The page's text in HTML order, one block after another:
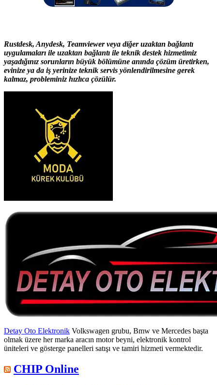
Rustdesk, Anydesk, Teamviewer veya diğer uzaktan bağlantı
uygulamaları ile uzaktan bağlantı ile teknik destek hizmetimiz
yaşadığınız sorunların büyük bölümüne anında çözüm üretirken,
evinize ya da iş yerinize teknik servis yönlendirilmesine gerek
kalmaz, probleminiz hızlıca çözülür.
Detay Oto Elektronik Volkswagen grubu, Bmw ve Mercedes başta
olmak üzere her marka aracın motor beyni, elektronik kontrol
üniteleri ve gösterge panelleri satışı ve tamiri hizmeti vermektedir.
CHIP Online